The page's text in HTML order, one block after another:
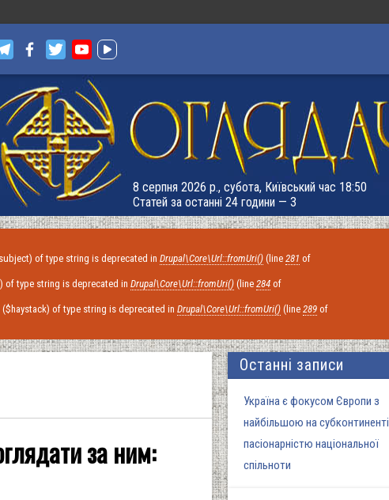
8 серпня 2026 р., субота, Київський час 18:50
Статей за останні 24 години — 3
of type string is deprecated inDrupal\Core\Url::fromUri() (line281 of
of type string is deprecated inDrupal\Core\Url::fromUri() (line284 of
of type string is deprecated inDrupal\Core\Url::fromUri() (line289 of
за ним:
Останні записи
Україна є фокусом Європи з
найбільшою на субконтиненті
пасіонарністю національної
спільноти